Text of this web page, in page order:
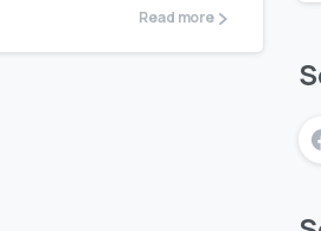
Read more